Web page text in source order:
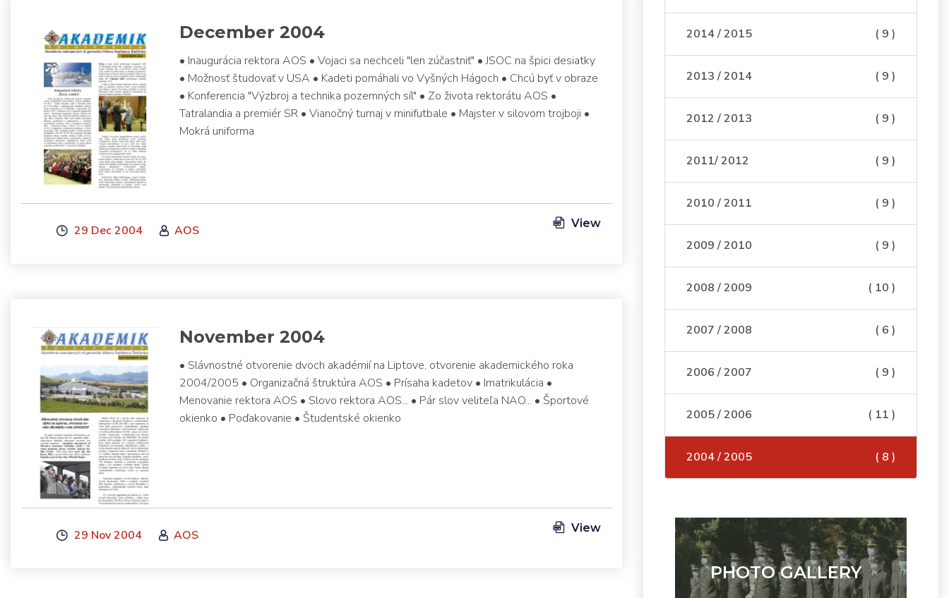
December 2004
• Inaugurácia rektora AOS • Vojaci sa nechceli "len zúčastniť" • JSOC na špici desiatky
• Možnosť študovať v USA • Kadeti pomáhali vo Vyšných Hágoch • Chcú byť v obraze
• Konferencia "Výzbroj a technika pozemných síl" • Zo života rektorátu AOS •
Tatralandia a premiér SR • Vianočný turnaj v minifutbale • Majster v silovom trojboji •
Mokrá uniforma
29 Dec 2004 AOS View
November 2004
• Slávnostné otvorenie dvoch akadémií na Liptove, otvorenie akademického roka
2004/2005 • Organizačná štruktúra AOS • Prísaha kadetov • Imatrikulácia •
Menovanie rektora AOS • Slovo rektora AOS... • Pár slov veliteľa NAO... • Športové
okienko • Poďakovanie • Študentské okienko
29 Nov 2004 AOS View
2014 / 2015 ( 9 )
2013 / 2014 ( 9 )
2012 / 2013 ( 9 )
2011/ 2012 ( 9 )
2010 / 2011 ( 9 )
2009 / 2010 ( 9 )
2008 / 2009 ( 10 )
2007 / 2008 ( 6 )
2006 / 2007 ( 9 )
2005 / 2006 ( 11 )
2004 / 2005 ( 8 )
PHOTO GALLERY